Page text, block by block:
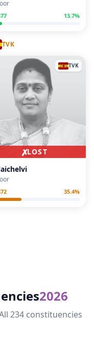
13.7%
TVK
✗LOST
TVK
35.4%
2026
234 constituencies